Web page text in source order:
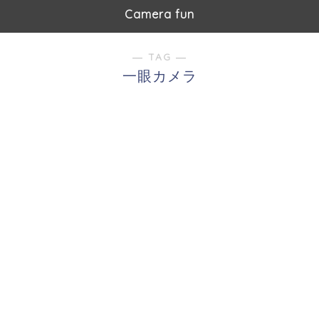
Camera fun
― TAG ―
一眼カメラ